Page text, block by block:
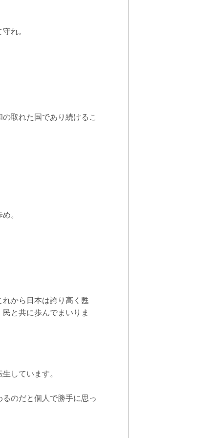
れ。
取れた国であり続けるこ
。
から日本は誇り高く甦
と共に歩んでまいりま
しています。
のだと個人で勝手に思っ